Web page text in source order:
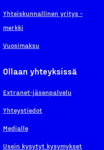
Yhteiskunnallinen yritys -
merkki
Vuosimaksu
Ollaan yhteyksissä
Extranet-jäsenpalvelu
Yhteystiedot
Medialle
Usein kysytyt kysymykset